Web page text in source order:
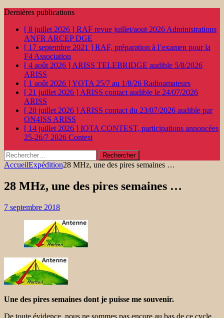
Dernières publications
[ 8 juillet 2026 ] RAF revue juillet/aout 2026 Administrations
ANFR ARCEP DGE
[ 17 septembre 2021 ] RAF, préparation à l’examen pour la
F4 Association
[ 4 août 2026 ] ARISS TELEBRIDGE audible 5/8/2026
ARISS
[ 1 août 2026 ]YOTA 25/7 au 1/8/26 Radioamateurs
[ 21 juillet 2026 ] ARISS contact audible le 24/07/2026
ARISS
[ 20 juillet 2026 ] ARISS contact du 23/07/2026 audible par
ON4ISS ARISS
[ 14 juillet 2026 ] IOTA CONTEST, participations annoncées
25-26/7 2026 Contest
Rechercher :
AccueilExpédition28 MHz, une des pires semaines …
28 MHz, une des pires semaines …
7 septembre 2018
Une des pires semaines dont je puisse me souvenir.
De toute évidence, nous ne sommes pas encore au bas de ce cycle